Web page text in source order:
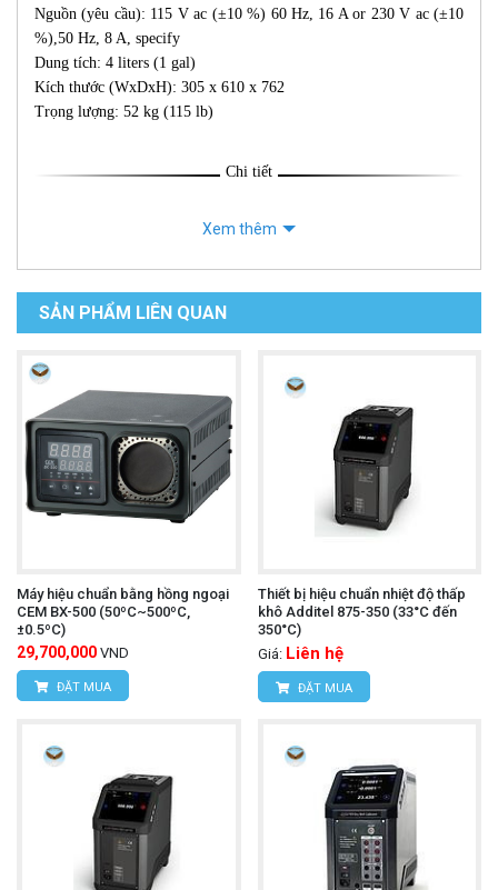
Nguồn (yêu cầu): 115 V ac (±10 %) 60 Hz, 16 A or 230 V ac (±10
%),50 Hz, 8 A, specify
Dung tích: 4 liters (1 gal)
Kích thước (WxDxH): 305 x 610 x 762
Trọng lượng: 52 kg (115 lb)
Chi tiết
Xem thêm
SẢN PHẨM LIÊN QUAN
Máy hiệu chuẩn bằng hồng ngoại
CEM BX-500 (50ºC~500ºC,
±0.5ºC)
29,700,000 VND
ĐẶT MUA
Thiết bị hiệu chuẩn nhiệt độ thấp
khô Additel 875-350 (33°C đến
350°C)
Giá: Liên hệ
ĐẶT MUA